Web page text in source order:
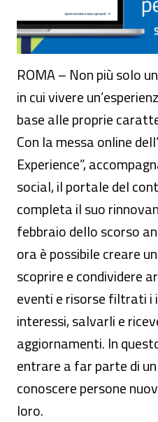
ROMA – Non più solo
in cui vivere
base alle proprie
Con la messa online
Experience”,
social, il portale del
completa il suo
febbraio dello scorso
ora è possibile creare
scoprire e condividere
eventi e risorse filtrati i
interessi, salvarli e
aggiornamenti. In
entrare a far parte di
conoscere persone
loro.